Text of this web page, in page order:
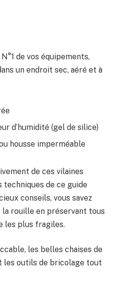
de vos équipements,
un endroit sec, aéré et à
d’humidité (gel de silice)
housse imperméable
de ces vilaines
techniques de ce guide
conseils, vous savez
rouille en préservant tous
les plus fragiles.
les belles chaises de
les outils de bricolage tout